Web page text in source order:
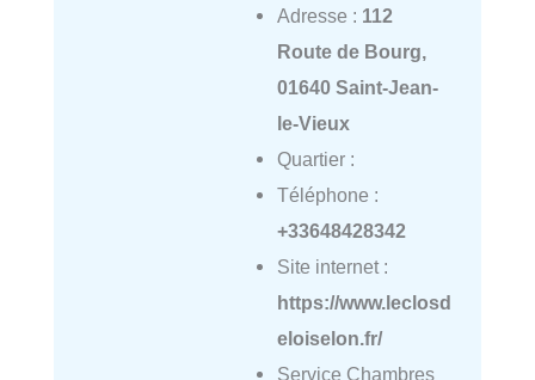
Adresse : 112
Route de Bourg,
01640 Saint-Jean-
le-Vieux
Quartier :
Téléphone :
+33648428342
Site internet :
https://www.leclosd
eloiselon.fr/
Service Chambres